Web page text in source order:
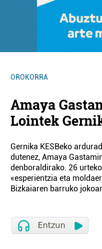
OROKORRA
Amaya
Lointek
Gernika KESBeko
dutenez, Amaya
denboraldirako. 26
«esperientzia eta
Bizkaiaren barruko